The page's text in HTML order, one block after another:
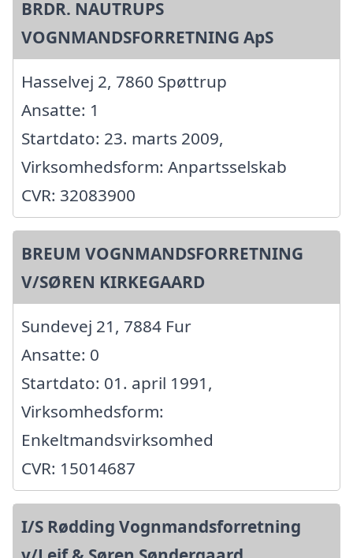
BRDR. NAUTRUPS
VOGNMANDSFORRETNING ApS
Hasselvej 2, 7860 Spøttrup
Ansatte: 1
Startdato: 23. marts 2009,
Virksomhedsform: Anpartsselskab
CVR: 32083900
BREUM VOGNMANDSFORRETNING
V/SØREN KIRKEGAARD
Sundevej 21, 7884 Fur
Ansatte: 0
Startdato: 01. april 1991,
Virksomhedsform:
Enkeltmandsvirksomhed
CVR: 15014687
I/S Rødding Vognmandsforretning